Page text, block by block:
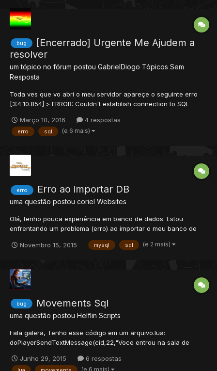
bug
[Encerrado] Urgente Me Ajudem a
resolver
um tópico no fórum postou GabrielDiogo Tópicos Sem
Resposta
Toda ves que vo abri o meu servidor apareçe o seguinte erro
[3:4:10.854] > ERROR: Couldn't estabilish connection to SQL
Março 10, 2016
4 respostas
erro sql (e 6 mais)
erro Erro ao importar DB
uma questão postou coriel Websites
Olá, tenho pouca experiência em banco de dados. Estou
enfrentando um problema (erro) ao importar o meu banco de
http://prntscr.com/92vvv1
Novembro 15, 2015 mysql sql (e 2 mais)
bug Movements Sql
uma questão postou Helflin Scripts
Fala galera, Tenho esse código em um arquivo.lua:
doPlayerSendTextMessage(cid,22,"Voce entrou na sala de
WHERE name = '".. getCreatureName(cid).."'") Porém tem um
Junho 29, 2015 6 respostas
(e 6 mais)